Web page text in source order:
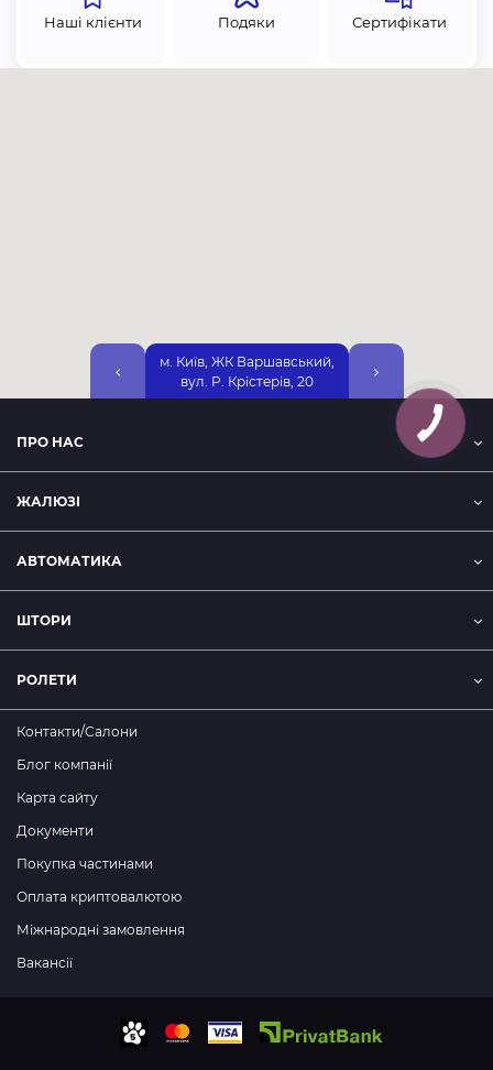
Наші клієнти Подяки Сертифікати
м. Київ, ЖК Варшавський,
вул. Р. Крістерів, 20
Набережна, 25А, 2-
ПРО НАС
ЖАЛЮЗІ
АВТОМАТИКА
ШТОРИ
РОЛЕТИ
Контакти/Салони
Блог компанії
Карта сайту
Документи
Покупка частинами
Оплата криптовалютою
Міжнародні замовлення
Вакансії